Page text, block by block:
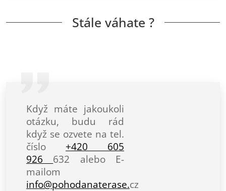
Stále váhate ?
Když máte jakoukoli
otázku, budu rád
když se ozvete na tel.
číslo +420 605
926 632 alebo E-
mailom
info@pohodanaterase.cz